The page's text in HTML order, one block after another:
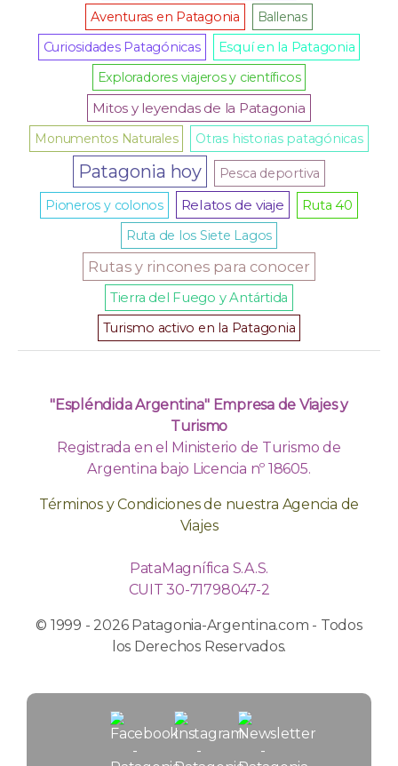
Aventuras en Patagonia
Ballenas
Curiosidades Patagónicas
Esquí en la Patagonia
Exploradores viajeros y científicos
Mitos y leyendas de la Patagonia
Monumentos Naturales Otras historias patagónicas
Patagonia hoy
Pesca deportiva
Pioneros y colonos
Relatos de viaje
Ruta 40
Ruta de los Siete Lagos
Rutas y rincones para conocer
Tierra del Fuego y Antártida
Turismo activo en la Patagonia
"Espléndida Argentina" Empresa de Viajes y
Turismo
Registrada en el Ministerio de Turismo de
Argentina bajo Licencia nº 18605.
Términos y Condiciones de nuestra Agencia de
Viajes
PataMagnífica S.A.S.
CUIT 30-71798047-2
© 1999 - 2026 Patagonia-Argentina.com - Todos
los Derechos Reservados.